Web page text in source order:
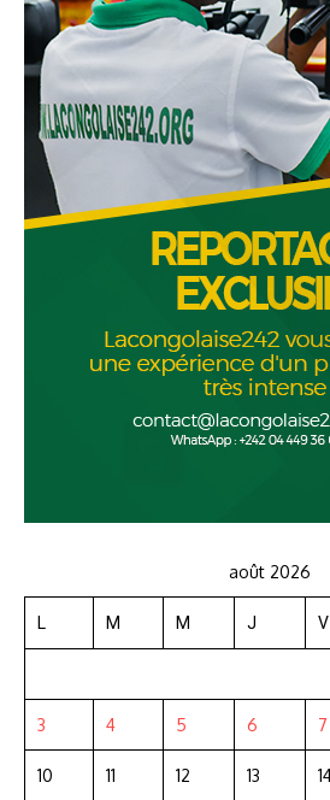
août 2026
L M M J V
3 4 5 6 7
10 11 12 13